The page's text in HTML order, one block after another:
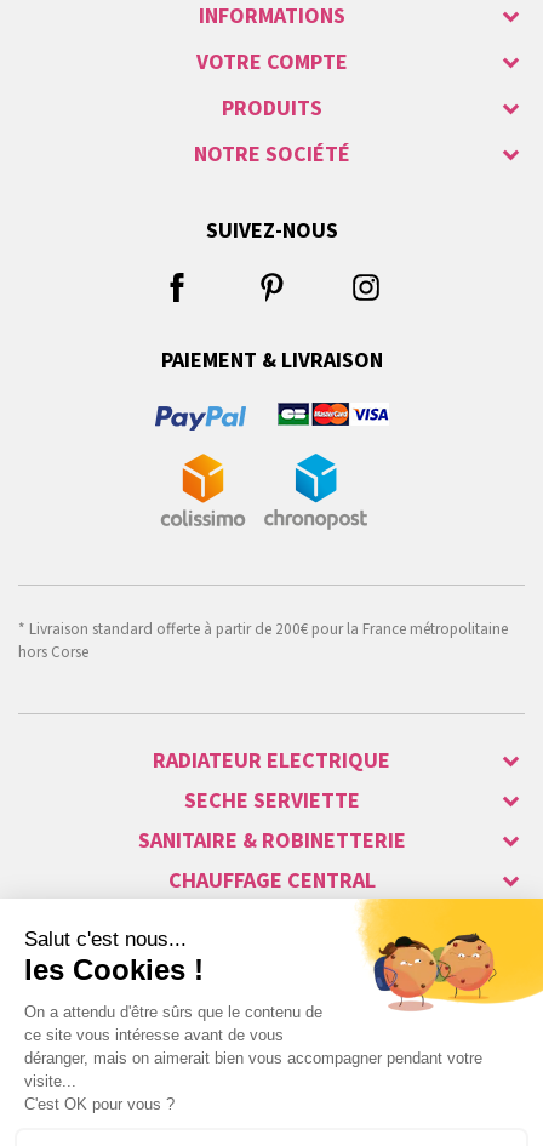
INFORMATIONS
VOTRE COMPTE
PRODUITS
NOTRE SOCIÉTÉ
SUIVEZ-NOUS
PAIEMENT & LIVRAISON
* Livraison standard offerte à partir de 200€ pour la France métropolitaine
hors Corse
RADIATEUR ELECTRIQUE
SECHE SERVIETTE
SANITAIRE & ROBINETTERIE
CHAUFFAGE CENTRAL
ALARME & SÉCURITÉ
MAISON CONNECTÉE
VISIOPHONE & INTERPHONE
LUMINAIRES & ECLAIRAGE